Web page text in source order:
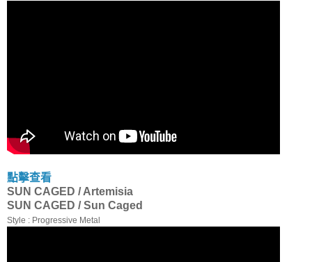
點擊查看
SUN CAGED / Artemisia
SUN CAGED / Sun Caged
Style : Progressive Metal